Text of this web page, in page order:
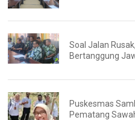
Soal Jalan
Bertanggung
Puskesmas
Pematang